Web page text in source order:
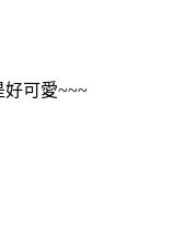
好可愛~~~